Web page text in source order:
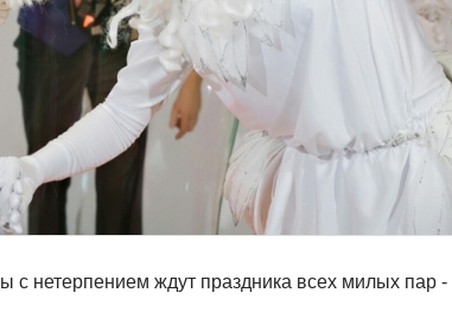
нетерпением ждут праздника всех милых пар -